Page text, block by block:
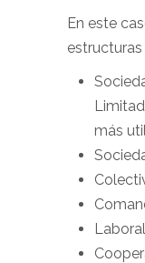
En este
más